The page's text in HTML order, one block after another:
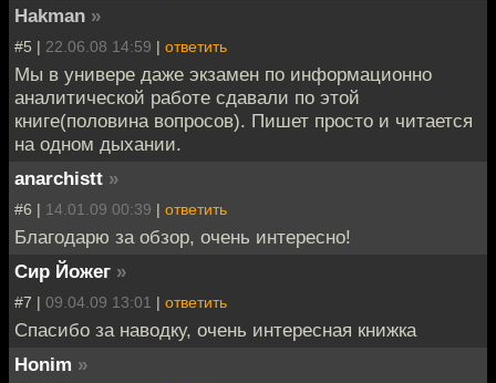
Hakman »
#5 | 22.06.08 14:59 | ответить
Мы в универе даже экзамен по информационно
аналитической работе сдавали по этой
книге(половина вопросов). Пишет просто и читается
на одном дыхании.
anarchistt »
#6 | 14.01.09 00:39 | ответить
Благодарю за обзор, очень интересно!
Сир Йожег »
#7 | 09.04.09 13:01 | ответить
Спасибо за наводку, очень интересная книжка
Honim »